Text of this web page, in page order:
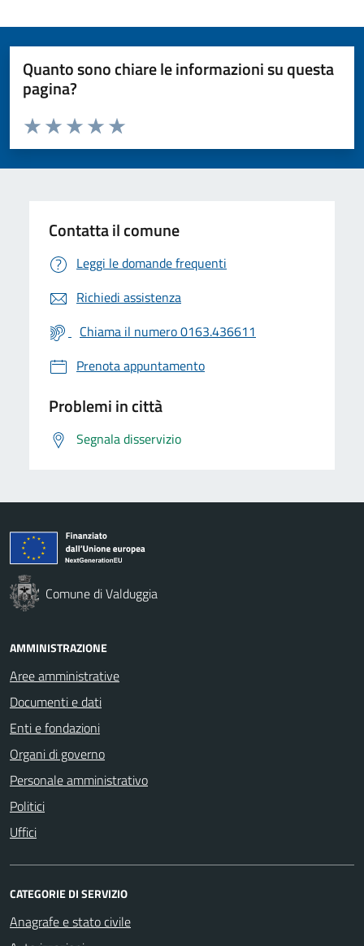
Quanto sono chiare le informazioni su questa
pagina?
Valuta da 1 a 5 stelle la pagina
Valuta 5 stelle su 5
Valuta 4 stelle su 5
Valuta 3 stelle su 5
Valuta 2 stelle su 5
Valuta 1 stelle su 5
Contatta il comune
Leggi le domande frequenti
Richiedi assistenza
Chiama il numero 0163.436611
Prenota appuntamento
Problemi in città
Segnala disservizio
Comune di Valduggia
AMMINISTRAZIONE
Aree amministrative
Documenti e dati
Enti e fondazioni
Organi di governo
Personale amministrativo
Politici
Uffici
CATEGORIE DI SERVIZIO
Anagrafe e stato civile